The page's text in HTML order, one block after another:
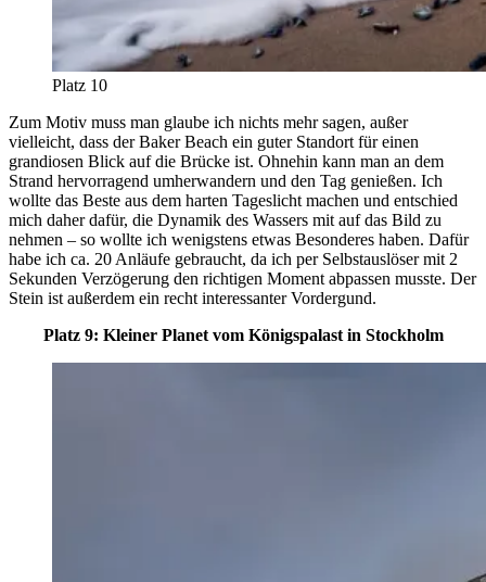
Platz 10
Zum Motiv muss man glaube ich nichts mehr sagen, außer
vielleicht, dass der Baker Beach ein guter Standort für einen
grandiosen Blick auf die Brücke ist. Ohnehin kann man an dem
Strand hervorragend umherwandern und den Tag genießen. Ich
wollte das Beste aus dem harten Tageslicht machen und entschied
mich daher dafür, die Dynamik des Wassers mit auf das Bild zu
nehmen – so wollte ich wenigstens etwas Besonderes haben. Dafür
habe ich ca. 20 Anläufe gebraucht, da ich per Selbstauslöser mit 2
Sekunden Verzögerung den richtigen Moment abpassen musste. Der
Stein ist außerdem ein recht interessanter Vordergund.
Platz 9: Kleiner Planet vom Königspalast in Stockholm